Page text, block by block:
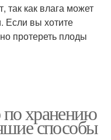
как влага может
Если вы хотите
протереть плоды
по хранению
способы